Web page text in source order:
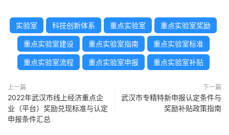
实验室 科技创新体系 重点实验室 重点实验室奖励
重点实验室建设 重点实验室指南 重点实验室标准
重点实验室流程 重点实验室申报 重点实验室补贴
上一篇
2022年武汉市线上经济重点企
业（平台）奖励兑现标准与认定
申报条件汇总
下一篇
武汉市专精特新申报认定条件与
奖励补贴政策指南